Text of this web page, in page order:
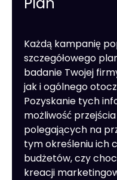
Każdą kampanię
szczegółowego
badanie Twojej
jak i ogólnego
Pozyskanie tych
możliwość
polegających na
tym określeniu ich
budżetów, czy
kreacji